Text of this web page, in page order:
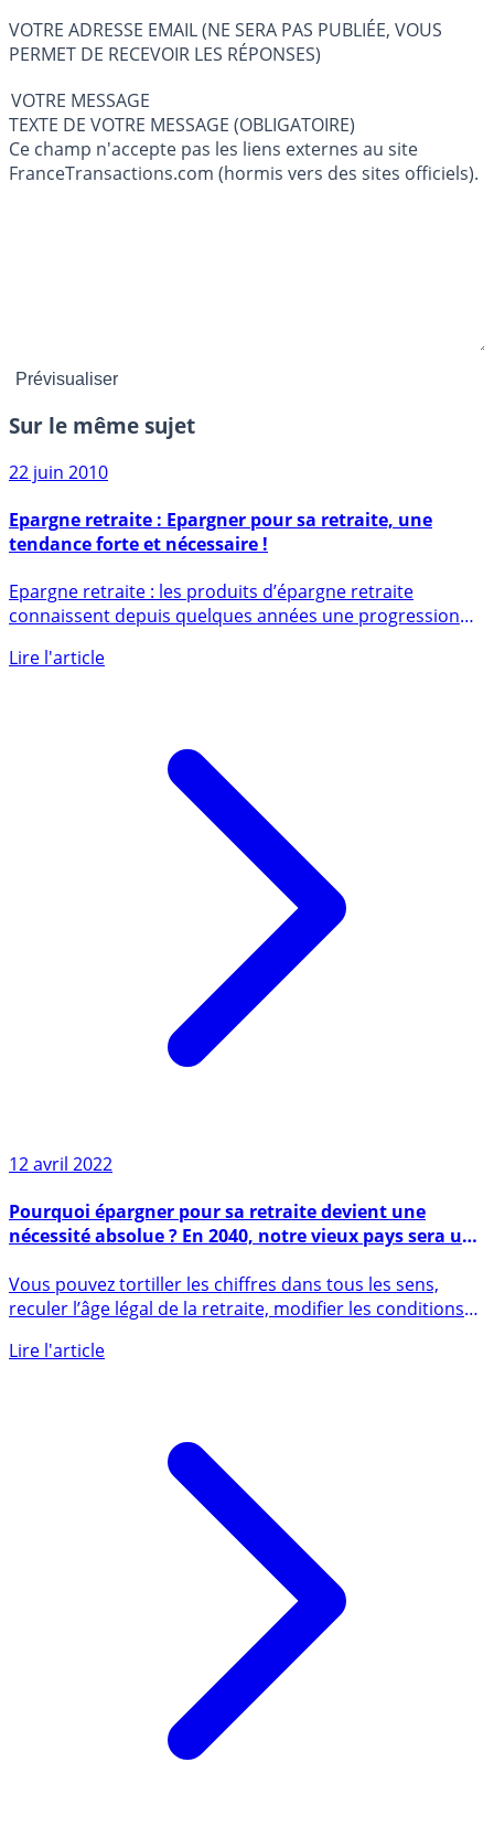
VOTRE ADRESSE EMAIL (NE SERA PAS PUBLIÉE, VOUS
PERMET DE RECEVOIR LES RÉPONSES)
VOTRE MESSAGE
TEXTE DE VOTRE MESSAGE (OBLIGATOIRE)
Ce champ n'accepte pas les liens externes au site
FranceTransactions.com (hormis vers des sites officiels).
Sur le même sujet
22 juin 2010
tendance forte et nécessaire !
connaissent depuis quelques années une progression
12 avril 2022
nécessité absolue ? En 2040, notre vieux pays sera un
pays de vieux, 50% de la population française adulte
reculer l’âge légal de la retraite, modifier les conditions